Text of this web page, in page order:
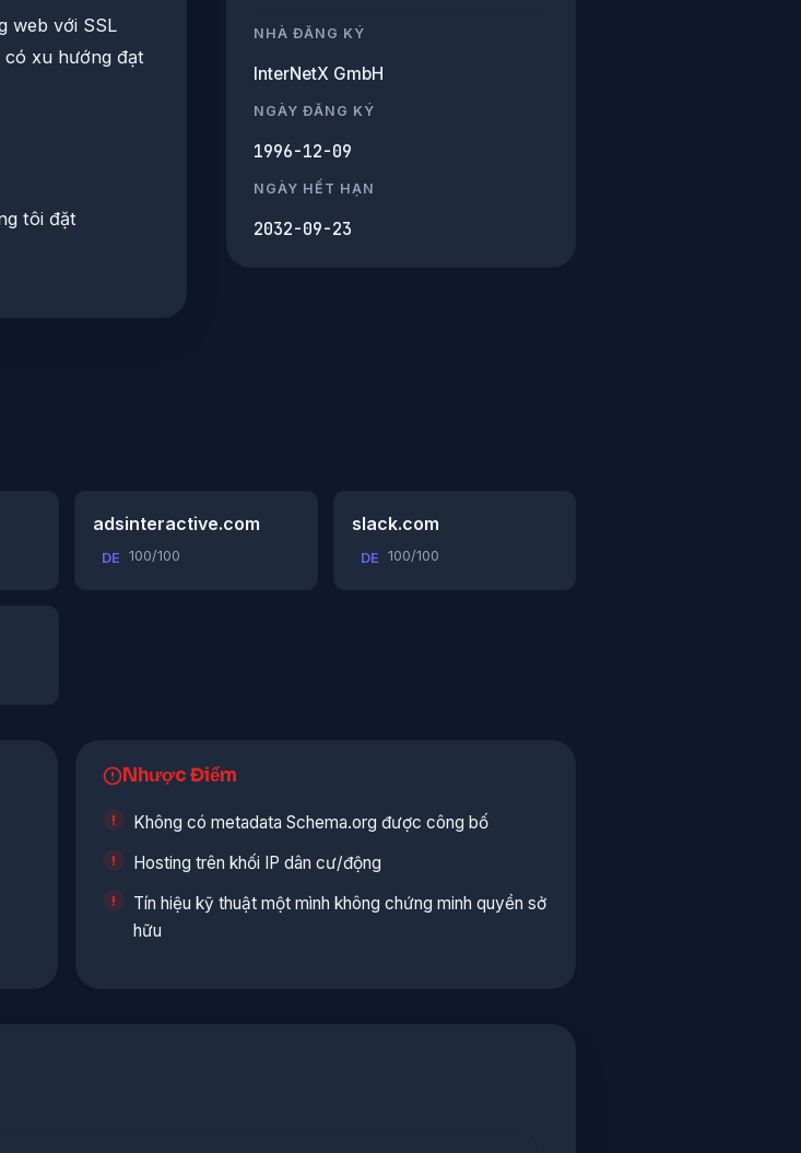
web với SSL
xu hướng đạt
tôi đặt
NHÀ ĐĂNG KÝ
InterNetX GmbH
NGÀY ĐĂNG KÝ
1996-12-09
NGÀY HẾT HẠN
2032-09-23
adsinteractive.com
DE 100/100
slack.com
DE 100/100
Nhược Điểm
Không có metadata Schema.org được công bố
Hosting trên khối IP dân cư/động
Tín hiệu kỹ thuật một mình không chứng minh quyền sở
hữu